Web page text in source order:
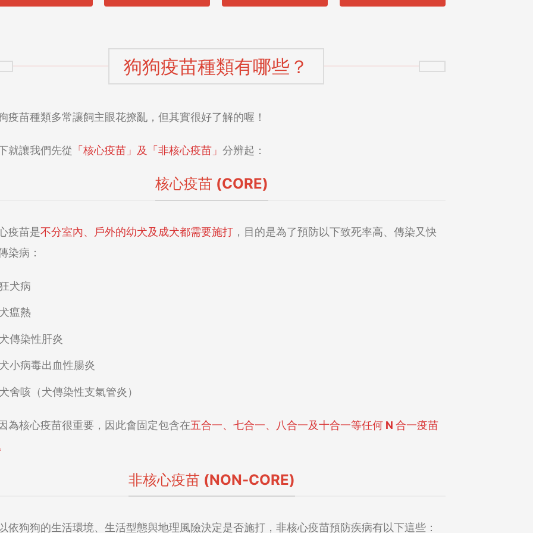
狗狗疫苗種類有哪些？
疫苗種類多常讓飼主眼花撩亂，但其實很好了解的喔！
就讓我們先從 「核心疫苗」及「非核心疫苗」 分辨起：
核心疫苗 (CORE)
疫苗是不分室內、戶外的幼犬及成犬都需要施打，目的是為了預防以下致死率高、傳染又快
染病：
犬病
犬瘟熱
犬傳染性肝炎
犬小病毒出血性腸炎
犬舍咳（犬傳染性支氣管炎）
為核心疫苗很重要，因此會固定包含在五合一、七合一、八合一及十合一等任何 N 合一疫苗
非核心疫苗 (NON-CORE)
依狗狗的生活環境、生活型態與地理風險決定是否施打，非核心疫苗預防疾病有以下這些：